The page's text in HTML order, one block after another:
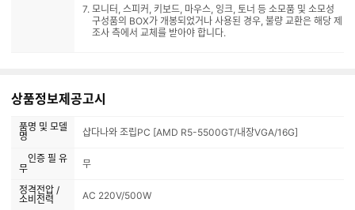
모니터, 스피커, 키보드, 마우스, 잉크, 토너 등 소모품 및 소모성
구성품의 BOX가 개봉되었거나 사용된 경우, 불량 교환은 해당 제
조사 측에서 교체를 받아야 합니다.
상품정보제공고시
품명 및 모델
명
샵다나와 조립PC [AMD R5-5500GT/내장VGA/16G]
인증 필 유
무
무
정격전압 /
소비전력
AC 220V/500W